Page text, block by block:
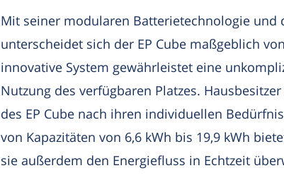
Mit seiner modularen Batterietechnologie und
unterscheidet sich der EP Cube maßgeblich
innovative System gewährleistet eine
Nutzung des verfügbaren Platzes.
des EP Cube nach ihren individuellen
von Kapazitäten von 6,6 kWh bis 19,9 kWh
sie außerdem den Energiefluss in Echtzeit